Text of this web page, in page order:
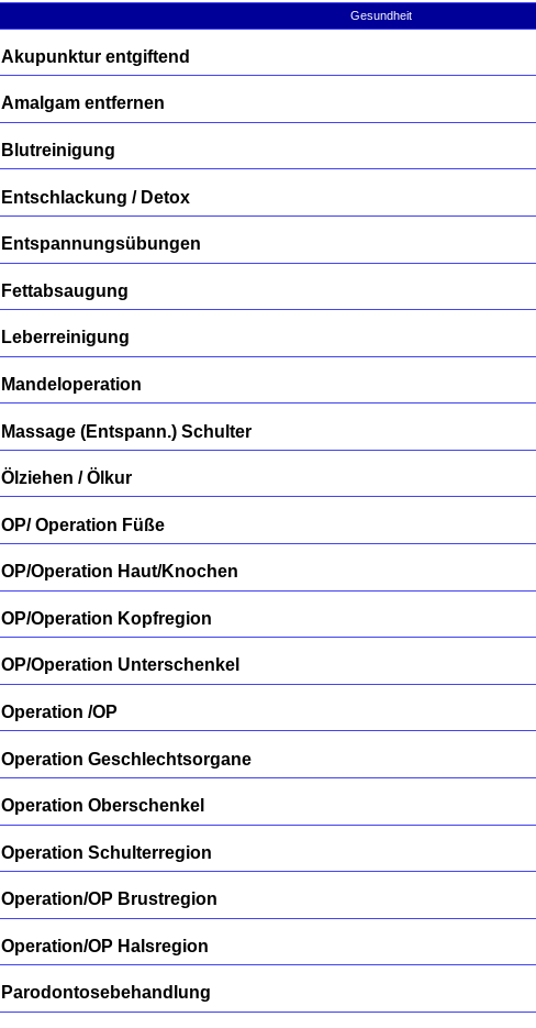
Gesundheit
Akupunktur entgiftend
Amalgam entfernen
Blutreinigung
Entschlackung / Detox
Entspannungsübungen
Fettabsaugung
Leberreinigung
Mandeloperation
Massage (Entspann.) Schulter
Ölziehen / Ölkur
OP/ Operation Füße
OP/Operation Haut/Knochen
OP/Operation Kopfregion
OP/Operation Unterschenkel
Operation /OP
Operation Geschlechtsorgane
Operation Oberschenkel
Operation Schulterregion
Operation/OP Brustregion
Operation/OP Halsregion
Parodontosebehandlung